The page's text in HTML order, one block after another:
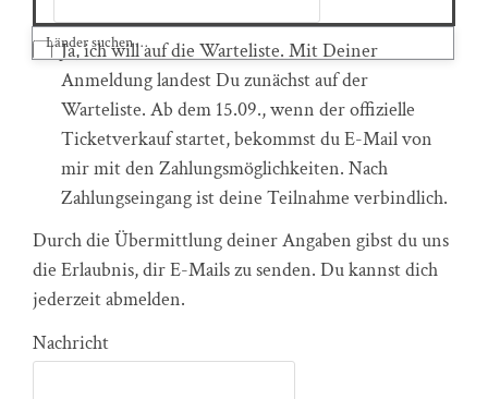
Ja, ich will auf die Warteliste. Mit Deiner
Anmeldung landest Du zunächst auf der
Warteliste. Ab dem 15.09., wenn der offizielle
Ticketverkauf startet, bekommst du E-Mail von
mir mit den Zahlungsmöglichkeiten. Nach
Zahlungseingang ist deine Teilnahme verbindlich.
Durch die Übermittlung deiner Angaben gibst du uns
die Erlaubnis, dir E-Mails zu senden. Du kannst dich
jederzeit abmelden.
Nachricht